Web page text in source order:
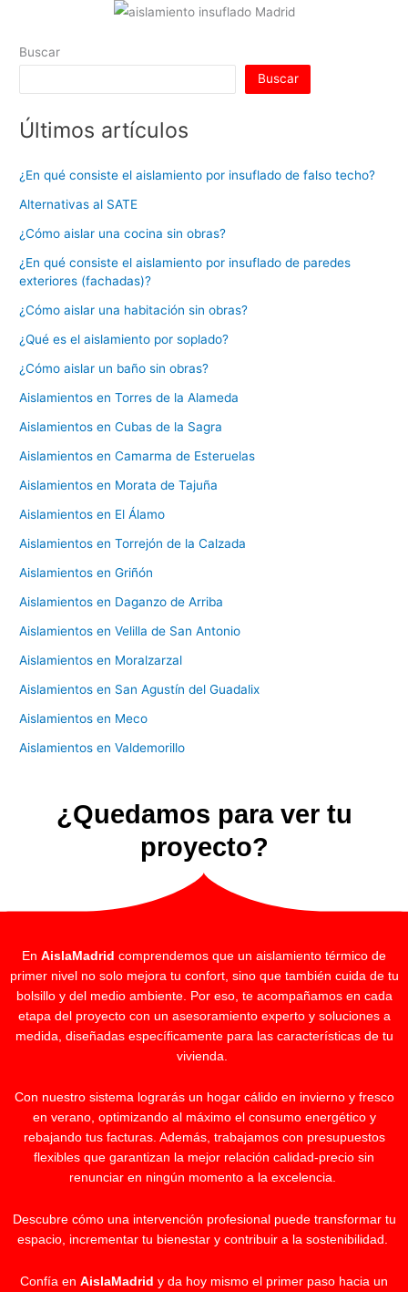
k
Buscar
Buscar
Últimos artículos
¿En qué consiste el aislamiento por insuflado de falso techo?
Alternativas al SATE
¿Cómo aislar una cocina sin obras?
¿En qué consiste el aislamiento por insuflado de paredes
exteriores (fachadas)?
¿Cómo aislar una habitación sin obras?
¿Qué es el aislamiento por soplado?
¿Cómo aislar un baño sin obras?
Aislamientos en Torres de la Alameda
Aislamientos en Cubas de la Sagra
Aislamientos en Camarma de Esteruelas
Aislamientos en Morata de Tajuña
Aislamientos en El Álamo
Aislamientos en Torrejón de la Calzada
Aislamientos en Griñón
Aislamientos en Daganzo de Arriba
Aislamientos en Velilla de San Antonio
Aislamientos en Moralzarzal
Aislamientos en San Agustín del Guadalix
Aislamientos en Meco
Aislamientos en Valdemorillo
¿Quedamos para ver tu
proyecto?
En AislaMadrid comprendemos que un aislamiento térmico de
primer nivel no solo mejora tu confort, sino que también cuida de tu
bolsillo y del medio ambiente. Por eso, te acompañamos en cada
etapa del proyecto con un asesoramiento experto y soluciones a
medida, diseñadas específicamente para las características de tu
vivienda.
Con nuestro sistema lograrás un hogar cálido en invierno y fresco
en verano, optimizando al máximo el consumo energético y
rebajando tus facturas. Además, trabajamos con presupuestos
flexibles que garantizan la mejor relación calidad-precio sin
renunciar en ningún momento a la excelencia.
Descubre cómo una intervención profesional puede transformar tu
espacio, incrementar tu bienestar y contribuir a la sostenibilidad.
Confía en AislaMadrid y da hoy mismo el primer paso hacia un